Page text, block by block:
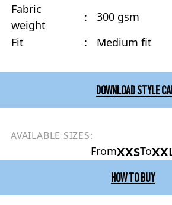
Fabric
weight
:
300 gsm
Fit
: Medium fit
DOWNLOAD STYLE
AVAILABLE SIZES:
FromXXSTo
HOW TO BUY